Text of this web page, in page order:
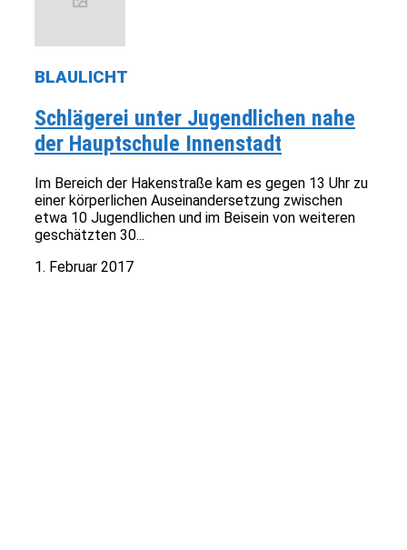
BLAULICHT
Schlägerei unter Jugendlichen nahe
der Hauptschule Innenstadt
Im Bereich der Hakenstraße kam es gegen 13 Uhr zu
einer körperlichen Auseinandersetzung zwischen
etwa 10 Jugendlichen und im Beisein von weiteren
geschätzten 30...
1. Februar 2017